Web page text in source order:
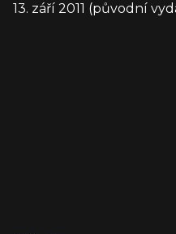
13. září 2011 (původní